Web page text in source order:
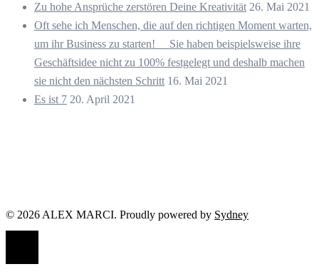
Zu hohe Ansprüche zerstören Deine Kreativität 26. Mai 2021
Oft sehe ich Menschen, die auf den richtigen Moment warten,
um ihr Business zu starten! ⠀ Sie haben beispielsweise ihre
Geschäftsidee nicht zu 100% festgelegt und deshalb machen
sie nicht den nächsten Schritt 16. Mai 2021
Es ist 7 20. April 2021
© 2026 ALEX MARCI. Proudly powered by Sydney